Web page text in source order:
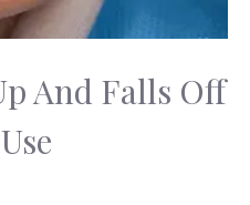
And Falls Off